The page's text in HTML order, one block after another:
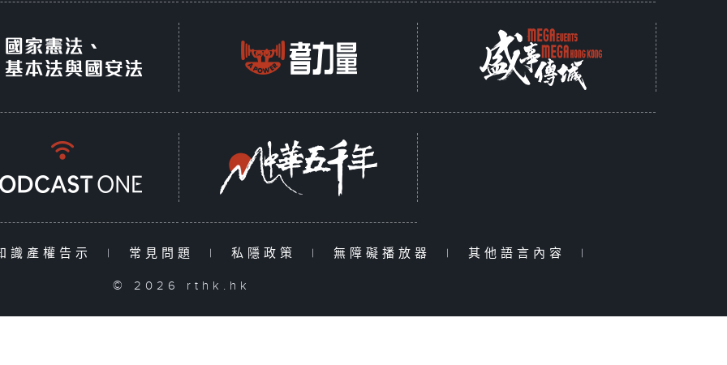
識產權告示 | 常見問題 | 私隱政策 | 無障礙播放器 | 其他語言內容 |
© 2026 rthk.hk